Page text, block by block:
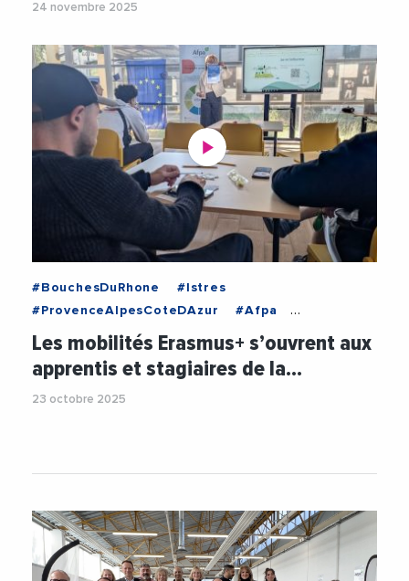
#FranceTravailProvenceAlpesCoteAzur
24 novembre 2025
#BouchesDuRhone
#Istres
#ProvenceAlpesCoteDAzur
#Afpa
#AFPAPACA
#AlainMahe
#Apprentissage
#FormationProfessionnelle
#International
#Videos
Les mobilités Erasmus+ s’ouvrent aux
apprentis et stagiaires de la…
23 octobre 2025